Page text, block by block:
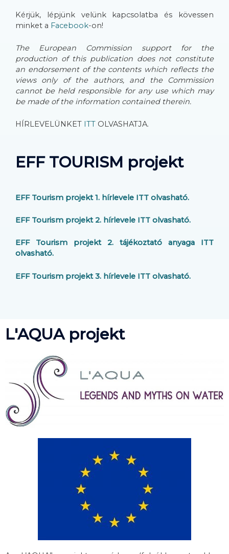
Kérjük, lépjünk velünk kapcsolatba és kövessen
minket a Facebook-on!
The European Commission support for the
production of this publication does not constitute
an endorsement of the contents which reflects the
views only of the authors, and the Commission
cannot be held responsi­ble for any use which may
be made of the information contained therein.
HÍRLEVELÜNKET ITT OLVASHATJA.
EFF TOURISM projekt
EFF Tourism projekt 1. hírlevele ITT olvasható.
EFF Tourism projekt 2. hírlevele ITT olvasható.
EFF Tourism projekt 2. tájékoztató anyaga ITT
olvasható.
EFF Tourism projekt 3. hírlevele ITT olvasható.
L'AQUA projekt